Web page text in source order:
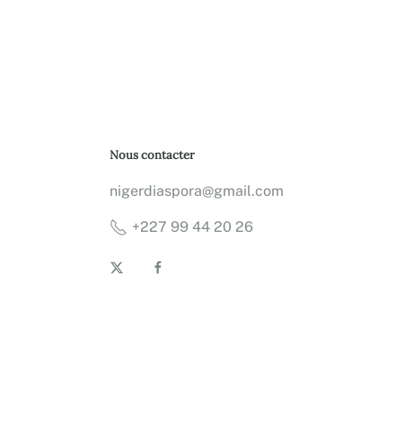
Nous contacter
nigerdiaspora@gmail.com
+227 99 44 20 26